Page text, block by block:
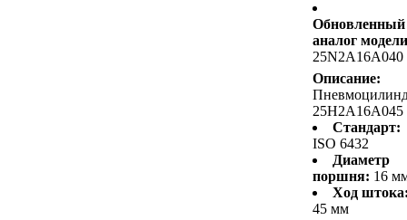
Обновленный
аналог
25N2A16A040
Описание:
25H2A16A045
Стандарт:
ISO 6432
Диаметр
поршня: 16
Ход
45 мм